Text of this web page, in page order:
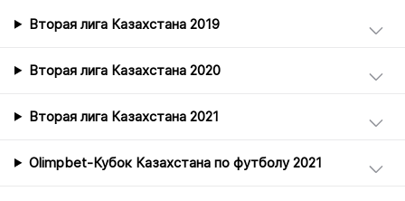
Вторая лига Казахстана 2019
Вторая лига Казахстана 2020
Вторая лига Казахстана 2021
Olimpbet-Кубок Казахстана по футболу 2021